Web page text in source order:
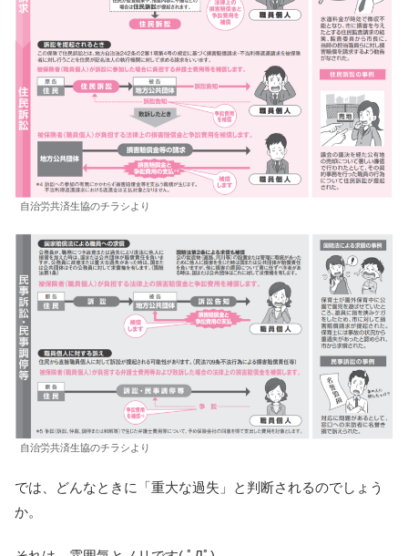
自治労共済生協のチラシより
自治労共済生協のチラシより
では、どんなときに「重大な過失」と判断されるのでしょう
か。